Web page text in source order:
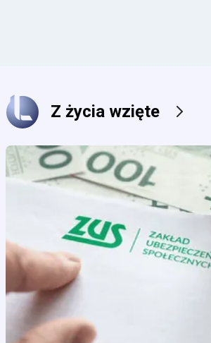
Z życia wzięte